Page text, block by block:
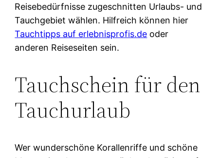
Reisebedürfnisse zugeschnitten Urlaubs- und
Tauchgebiet wählen. Hilfreich können hier
Tauchtipps auf erlebnisprofis.de oder
anderen Reiseseiten sein.
Tauchschein für den
Tauchurlaub
Wer wunderschöne Korallenriffe und schöne